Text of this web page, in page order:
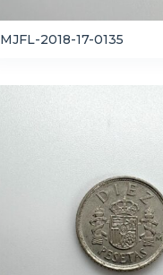
MJFL-2018-17-0135